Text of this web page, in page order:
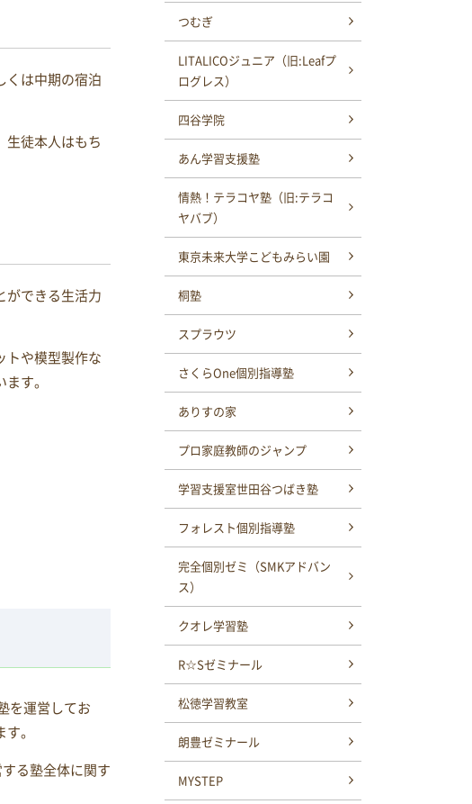
くは中期の宿泊
生徒本人はもち
ができる生活力
トや模型製作な
す。
を運営してお
。
る塾全体に関す
つむぎ
LITALICOジュニア（旧:Leafプ
ログレス）
四谷学院
あん学習支援塾
情熱！テラコヤ塾（旧:テラコ
ヤバブ）
東京未来大学こどもみらい園
桐塾
スプラウツ
さくらOne個別指導塾
ありすの家
プロ家庭教師のジャンプ
学習支援室世田谷つばき塾
フォレスト個別指導塾
完全個別ゼミ（SMKアドバン
ス）
クオレ学習塾
R☆Sゼミナール
松徳学習教室
朗豊ゼミナール
MYSTEP